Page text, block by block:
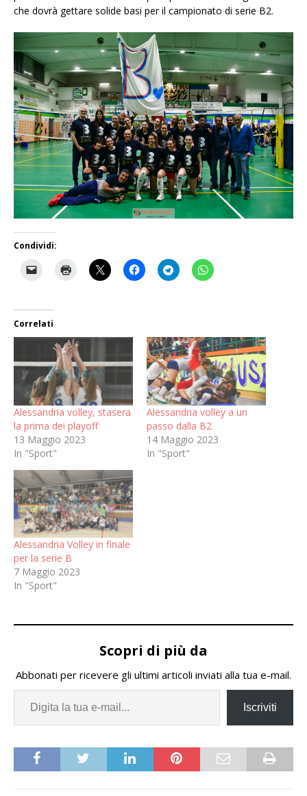
che dovrà gettare solide basi per il campionato di serie B2.
Condividi:
Correlati
Alessandria volley, stasera
la prima dei playoff
13 Maggio 2023
In "Sport"
Alessandria volley a un
passo dalla B2
14 Maggio 2023
In "Sport"
Alessandria Volley in finale
per la serie B
7 Maggio 2023
In "Sport"
Scopri di più da
Abbonati per ricevere gli ultimi articoli inviati alla tua e-mail.
Iscriviti